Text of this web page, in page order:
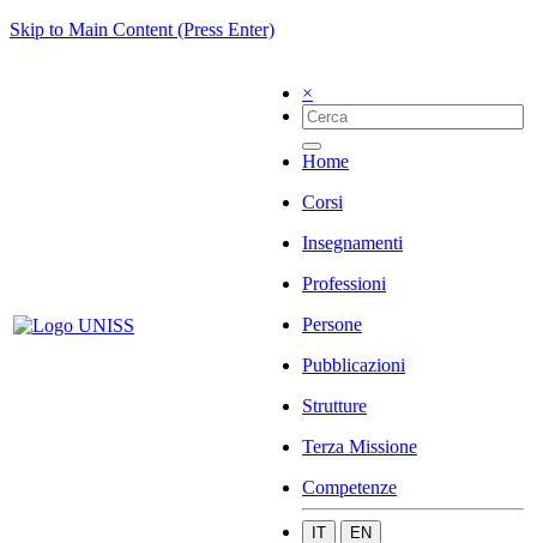
Skip to Main Content (Press Enter)
×
Home
Corsi
Insegnamenti
Professioni
Persone
Pubblicazioni
Strutture
Terza Missione
Competenze
IT EN